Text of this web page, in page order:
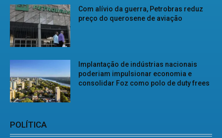
Com alívio da guerra, Petrobras reduz
preço do querosene de aviação
Implantação de indústrias nacionais
poderiam impulsionar economia e
consolidar Foz como polo de duty frees
POLÍTICA